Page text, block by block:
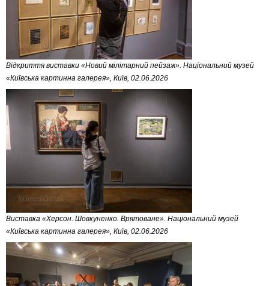
Відкриття виставки «Новий мілітарний пейзаж». Національний музей
«Київська картинна галерея», Київ, 02.06.2026
Виставка «Херсон. Шовкуненко. Врятоване». Національний музей
«Київська картинна галерея», Київ, 02.06.2026